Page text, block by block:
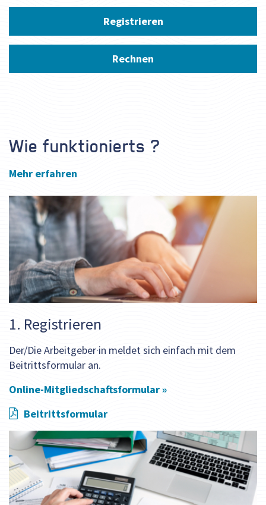
Registrieren
Rechnen
Wie funktionierts ?
Mehr erfahren
1. Registrieren
Der/Die Arbeitgeber·in meldet sich einfach mit dem
Beitrittsformular an.
Online-Mitgliedschaftsformular »
Beitrittsformular